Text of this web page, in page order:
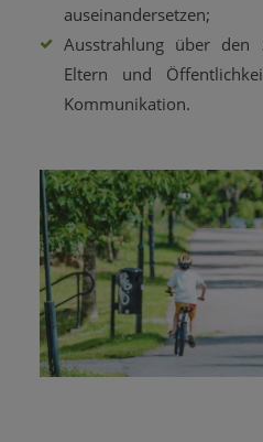
auseinandersetzen;
Ausstrahlung über den
Eltern und
Kommunikation.